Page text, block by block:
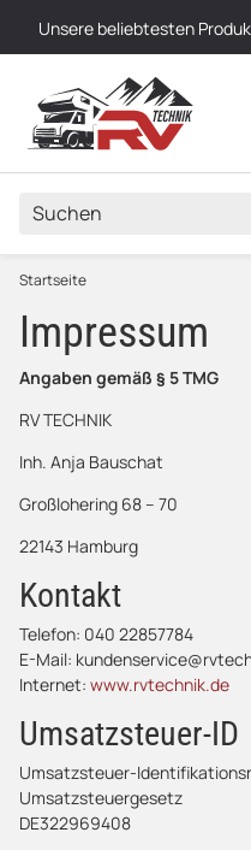
Unsere beliebtesten
Startseite
Impressum
Angaben gemäß § 5 TMG
RV TECHNIK
Inh. Anja Bauschat
Großlohering 68 – 70
22143 Hamburg
Kontakt
Telefon: 040 22857784
E-Mail:
Internet: www.rvtechnik.de
Umsatzsteuer-ID
Umsatzsteuer-
Umsatzsteuergesetz
DE322969408